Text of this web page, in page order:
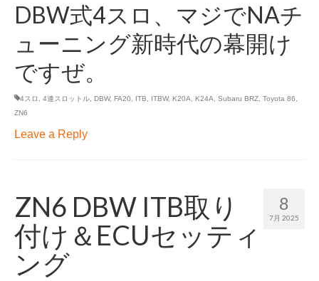
DBW式4スロ、マジでNAチ
ューニング新時代の幕開け
ですぜ。
4スロ , 4連スロットル, DBW, FA20, ITB, ITBW, K20A, K24A, Subaru BRZ, Toyota 86,
ZN6
Leave a Reply
8
7月 2025
ZN6 DBW ITB取り
付け＆ECUセッティ
ング